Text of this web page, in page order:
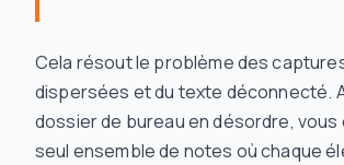
Cela résout le problème des
dispersées et du texte déconnecté.
dossier de bureau en désordre, vous
seul ensemble de notes où chaque